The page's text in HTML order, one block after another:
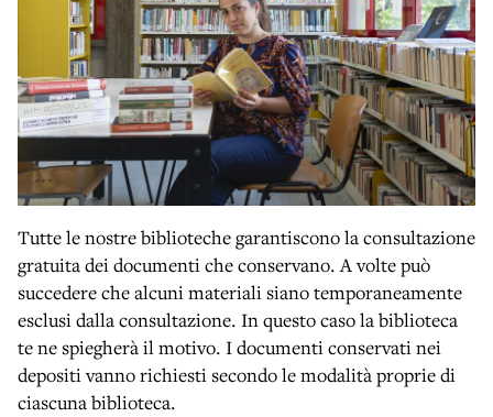
Tutte le nostre biblioteche garantiscono la consultazione
gratuita dei documenti che conservano. A volte può
succedere che alcuni materiali siano temporaneamente
esclusi dalla consultazione. In questo caso la biblioteca
te ne spiegherà il motivo. I documenti conservati nei
depositi vanno richiesti secondo le modalità proprie di
ciascuna biblioteca.